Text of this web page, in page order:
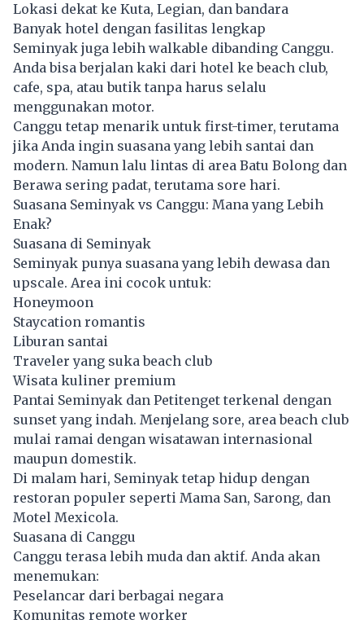
Lokasi dekat ke Kuta, Legian, dan bandara
Banyak hotel dengan fasilitas lengkap
Seminyak juga lebih walkable dibanding Canggu.
Anda bisa berjalan kaki dari hotel ke beach club,
cafe, spa, atau butik tanpa harus selalu
menggunakan motor.
Canggu tetap menarik untuk first-timer, terutama
jika Anda ingin suasana yang lebih santai dan
modern. Namun lalu lintas di area Batu Bolong dan
Berawa sering padat, terutama sore hari.
Suasana Seminyak vs Canggu: Mana yang Lebih
Enak?
Suasana di Seminyak
Seminyak punya suasana yang lebih dewasa dan
upscale. Area ini cocok untuk:
Honeymoon
Staycation romantis
Liburan santai
Traveler yang suka beach club
Wisata kuliner premium
Pantai Seminyak dan Petitenget terkenal dengan
sunset yang indah. Menjelang sore, area beach club
mulai ramai dengan wisatawan internasional
maupun domestik.
Di malam hari, Seminyak tetap hidup dengan
restoran populer seperti Mama San, Sarong, dan
Motel Mexicola.
Suasana di Canggu
Canggu terasa lebih muda dan aktif. Anda akan
menemukan:
Peselancar dari berbagai negara
Komunitas remote worker